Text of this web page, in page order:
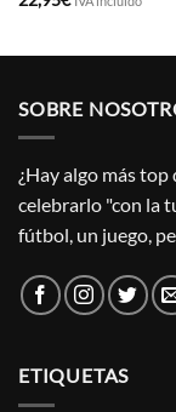
SOBRE
¿Hay algo más
celebrarlo "con la
fútbol, un juego,
ETIQUETAS